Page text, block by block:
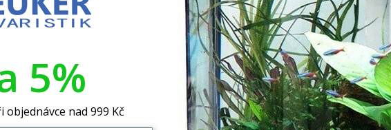
prodejna
a platba
Obchodní podmínky
Obchodní podmínky
Ochrana osobních údajů
Newsletter
Chcete dostávat informace o slevách,
5%
objednávce nad 999 Kč